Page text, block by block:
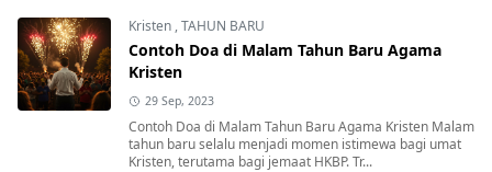
Kristen ,TAHUN BARU
Contoh Doa di Malam Tahun Baru Agama
Kristen
29 Sep, 2023
Contoh Doa di Malam Tahun Baru Agama Kristen Malam
tahun baru selalu menjadi momen istimewa bagi umat
Kristen, terutama bagi jemaat HKBP. Tr...